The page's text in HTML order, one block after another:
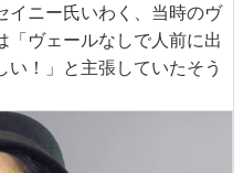
イニー氏いわく、当時のヴ
「ヴェールなしで人前に出
い！」と主張していたそう